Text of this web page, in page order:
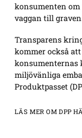
konsumenten
vaggan till
Transparens
kommer också
konsumenternas
miljövänliga
Produktpasset
LÄS MER OM DPP